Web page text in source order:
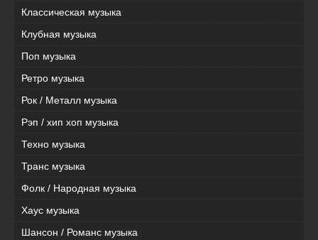
Классическая музыка
Клубная музыка
Поп музыка
Ретро музыка
Рок / Металл музыка
Рэп / хип хоп музыка
Техно музыка
Транс музыка
Фолк / Народная музыка
Хаус музыка
Шансон / Романс музыка